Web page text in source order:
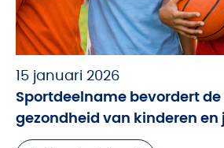
15 januari 2026
Sportdeelname bevordert
gezondheid van kinderen en